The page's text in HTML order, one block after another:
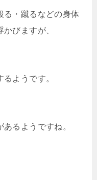
る・蹴るなどの身体
びますが、
ようです。
るようですね。